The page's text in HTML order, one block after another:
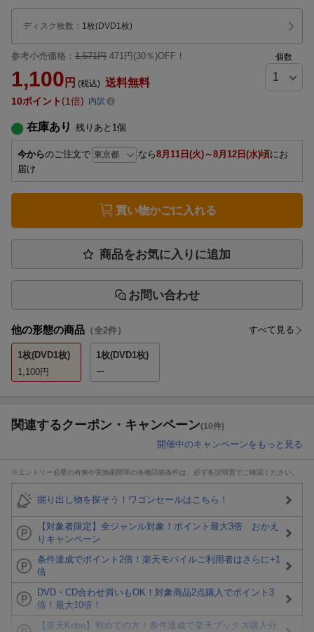
ディスク枚数 ： 1枚(DVD1枚)
参考小売価格： 1,571円 471円(30％)OFF！
1,100 円 (税込) 送料無料
個数
10ポイント 1倍 内訳
在庫あり 残りあと 1個
今からのご注文で なら8月11日(火)～8月12日(水)頃にお
届け
買い物かごに入れる
商品をお気に入りに追加
お問い合わせ
他の形態の商品 （全2件） すべて見る
1枚(DVD1枚)
1,100円
1枚(DVD1枚)
ー
関連するクーポン・キャンペーン(10件)
開催中のキャンペーンをもっと見る
※エントリー必要の有無や実施期間等の各種詳細条件は、必ず各説明頁でご確認ください。
掘り出し物を探そう！ワゴンセールはこちら！
【対象者限定】全ジャンル対象！ポイント最大3倍 おかえ
りキャンペーン
条件達成でポイント2倍！楽天モバイルご利用者はさらに+1
倍
DVD・CD合わせ買いもOK！対象商品2点購入でポイント3
倍！最大10倍！
【楽天Kobo】初めての方！条件達成で楽天ブックス購入分